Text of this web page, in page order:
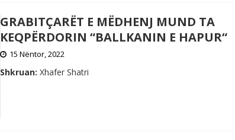
GRABITÇARËT E MËDHENJ MUND TA
KEQPËRDORIN “BALLKANIN E HAPUR“
15 Nëntor, 2022
Shkruan: Xhafer Shatri